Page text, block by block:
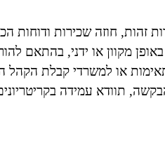
זהות, חוזה שכירות ודוחות
מקוון או ידני, בהתאם
או למשרדי קבלת הקהל
תוודא עמידה